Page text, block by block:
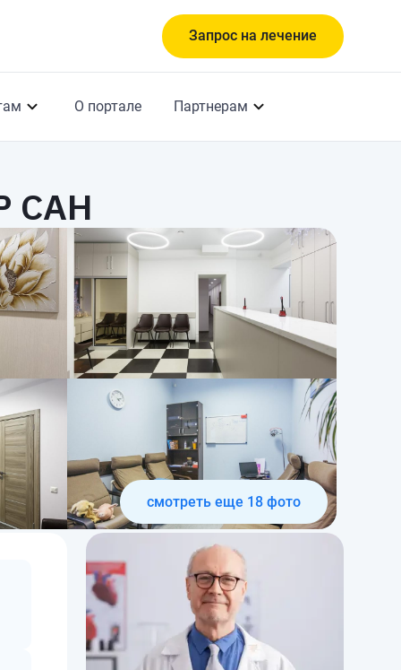
Запрос на лечение
О портале Партнерам
САН
смотреть еще 18 фото